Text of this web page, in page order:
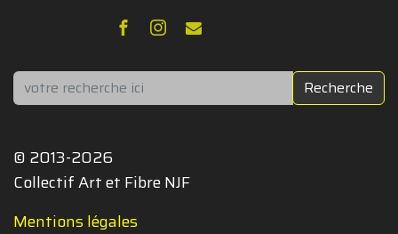
Rechercher Recherche
© 2013-2026
Collectif Art et Fibre NJF
Mentions légales